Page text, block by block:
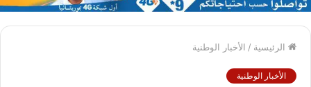
الرئيسية / الأخبار الوطنية
الأخبار الوطنية